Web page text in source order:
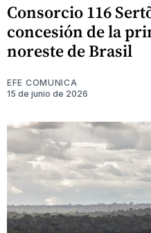
Consorcio 116
concesión de la
noreste de Brasil
EFE COMUNICA
15 de junio de 2026